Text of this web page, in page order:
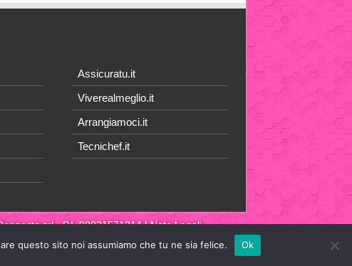
Assicuratu.it
Viverealmeglio.it
Arrangiamoci.it
Tecnichef.it
srl- P.I. 08021571214 |Note Legali
questo sito noi assumiamo che tu ne sia felice.
Ok